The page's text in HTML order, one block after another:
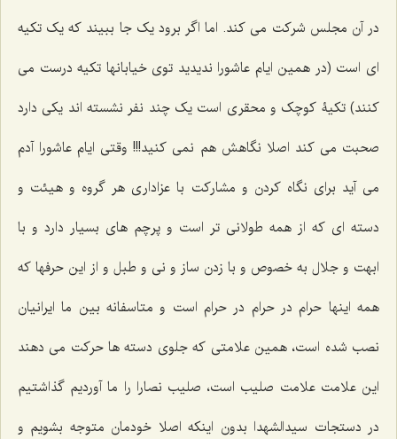
در آن مجلس شرکت می کند. اما اگر برود یک جا ببیند که یک تکیه
ای است (در همین ایام عاشورا ندیدید توی خیابانها تکیه درست می
کنند) تکیۀ کوچک و محقری است یک چند نفر نشسته اند یکی دارد
صحبت می کند اصلا نگاهش هم نمی کنید!!! وقتی ایام عاشورا آدم
می آید برای نگاه کردن و مشارکت با عزاداری هر گروه و هیئت و
دسته ای که از همه طولانی تر است و پرچم های بسیار دارد و با
ابهت و جلال به خصوص و با زدن ساز و نی و طبل و از این حرفها که
همه اینها حرام در حرام در حرام است و متاسفانه بین ما ایرانیان
نصب شده است، همین علامتی که جلوی دسته ها حرکت می دهند
این علامت علامت صلیب است، صلیب نصارا را ما آوردیم گذاشتیم
در دستجات سیدالشهدا بدون اینکه اصلا خودمان متوجه بشویم و